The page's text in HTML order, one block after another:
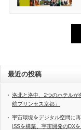
最近の投稿
洛北と洛中、2つのホテルが
航プリンセス京都」
宇宙環境をデジタル空間に
ISSを構築、宇宙開発のDX